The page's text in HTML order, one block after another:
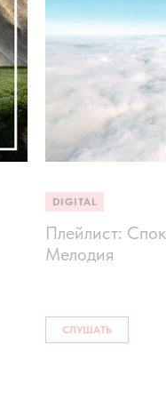
DIGITAL
Плейлист:
Мелодия
СЛУШАТЬ